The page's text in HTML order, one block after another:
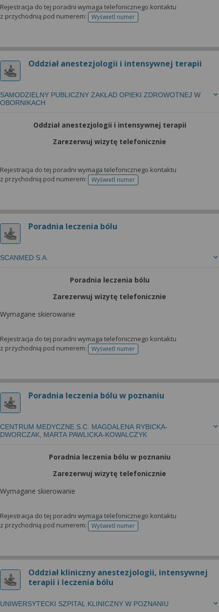
Rejestracja do tej poradni wymaga telefonicznego kontaktu
z przychodnią pod numerem:
Wyświetl numertelefonu do rejestracji
Oddział anestezjologii i intensywnej terapii
SAMODZIELNY PUBLICZNY ZAKŁAD OPIEKI ZDROWOTNEJ W
OBORNIKACH
Oddział anestezjologii i intensywnej terapii
Zarezerwuj wizytę telefonicznie
Rejestracja do tej poradni wymaga telefonicznego kontaktu
z przychodnią pod numerem:
Wyświetl numertelefonu do rejestracji
Poradnia leczenia bólu
SCANMED S.A.
Poradnia leczenia bólu
Zarezerwuj wizytę telefonicznie
Wymagane skierowanie
Rejestracja do tej poradni wymaga telefonicznego kontaktu
z przychodnią pod numerem:
Wyświetl numertelefonu do rejestracji
Poradnia leczenia bólu w poznaniu
CENTRUM MEDYCZNE S.C. MAGDALENA RYBICKA-
DWORCZAK, MARTA PAWLICKA-KOWALCZYK
Poradnia leczenia bólu w poznaniu
Zarezerwuj wizytę telefonicznie
Wymagane skierowanie
Rejestracja do tej poradni wymaga telefonicznego kontaktu
z przychodnią pod numerem:
Wyświetl numertelefonu do rejestracji
Oddział kliniczny anestezjologii, intensywnej
terapii i leczenia bólu
UNIWERSYTECKI SZPITAL KLINICZNY W POZNANIU
możesz też wycofać zgodę na przetwarzanie Twoich
danych tylko w niektórych celach. Jeżeli chcesz
konfigurację szczegółową, to możesz tego dokonać
za pomocą „Ustawień zaawansowanych”.
Więcej informacji na temat wykorzystywania
znajdziesz w Regulaminie Serwisu.